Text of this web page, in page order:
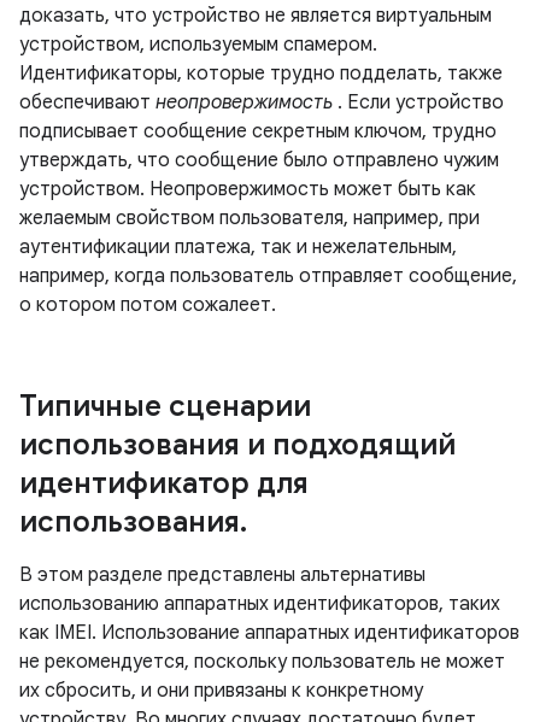
доказать, что устройство не является виртуальным
устройством, используемым спамером.
Идентификаторы, которые трудно подделать, также
обеспечивают неопровержимость . Если устройство
подписывает сообщение секретным ключом, трудно
утверждать, что сообщение было отправлено чужим
устройством. Неопровержимость может быть как
желаемым свойством пользователя, например, при
аутентификации платежа, так и нежелательным,
например, когда пользователь отправляет сообщение,
о котором потом сожалеет.
Типичные сценарии
использования и подходящий
идентификатор для
использования.
В этом разделе представлены альтернативы
использованию аппаратных идентификаторов, таких
как IMEI. Использование аппаратных идентификаторов
не рекомендуется, поскольку пользователь не может
их сбросить, и они привязаны к конкретному